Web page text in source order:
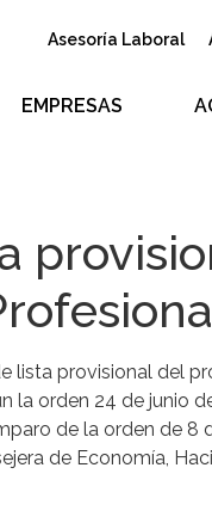
Asesoría Laboral
EMPRESAS
lista provisional del
la orden 24 de junio
de la orden de
de Economía,